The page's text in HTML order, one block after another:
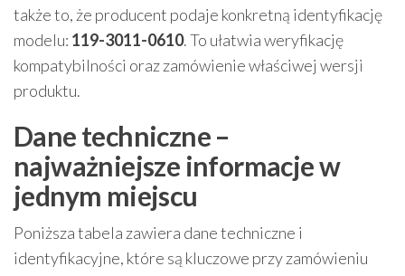
także to, że producent podaje konkretną identyfikację
modelu: 119-3011-0610. To ułatwia weryfikację
kompatybilności oraz zamówienie właściwej wersji
produktu.
Dane techniczne –
najważniejsze informacje w
jednym miejscu
Poniższa tabela zawiera dane techniczne i
identyfikacyjne, które są kluczowe przy zamówieniu